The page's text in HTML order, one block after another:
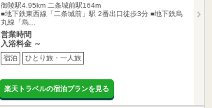
御陵駅4.95km 二条城前駅164m
■地下鉄東西線「二条城前」駅 2番出口徒歩3分 ■地下鉄烏
丸線「烏…
営業時間
入浴料金 ～
宿泊 ひとり旅・一人旅
楽天トラベルの宿泊プランを見る